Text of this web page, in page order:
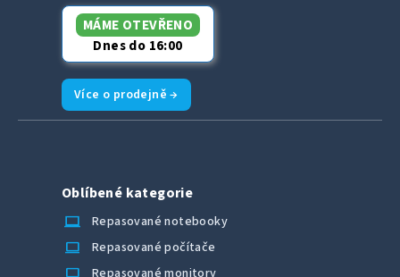
MÁME OTEVŘENO
Dnes do 16:00
Více o prodejně →
Oblíbené kategorie
laptop_chromebook
Repasované notebooky
computer Repasované počítače
monitor Repasované monitory